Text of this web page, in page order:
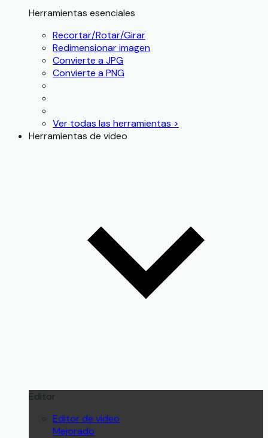
Herramientas esenciales
Recortar/Rotar/Girar
Redimensionar imagen
Convierte a JPG
Convierte a PNG
Ver todas las herramientas >
Herramientas de video
Editor
Editor de video
Mejorado